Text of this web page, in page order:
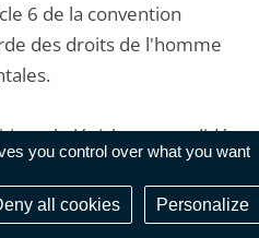
you control over what you want
all cookies Personalize
6 de la convention
des droits de l'homme
le législateur a validé
sa régularité serait
du défaut
auxquelles le